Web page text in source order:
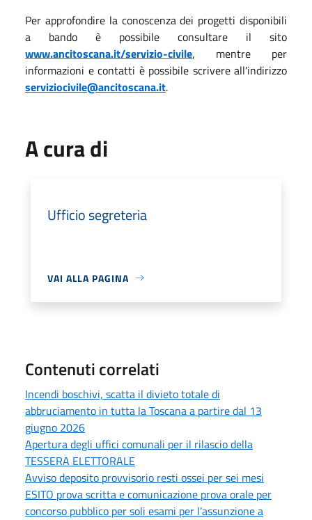
Per approfondire la conoscenza dei progetti disponibili
a bando è possibile consultare il sito
www.ancitoscana.it/servizio-civile, mentre per
informazioni e contatti è possibile scrivere all'indirizzo
serviziocivile@ancitoscana.it.
A cura di
Ufficio segreteria
VAI ALLA PAGINA
Contenuti correlati
Incendi boschivi, scatta il divieto totale di
abbruciamento in tutta la Toscana a partire dal 13
giugno 2026
Apertura degli uffici comunali per il rilascio della
TESSERA ELETTORALE
Avviso deposito provvisorio resti ossei per sei mesi
ESITO prova scritta e comunicazione prova orale per
concorso pubblico per soli esami per l’assunzione a